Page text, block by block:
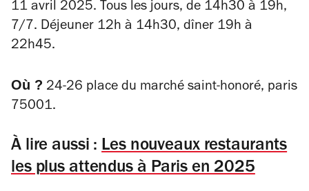
11 avril 2025. Tous les jours, de 14h30 à 19h,
7/7. Déjeuner 12h à 14h30, dîner 19h à
22h45.
Où ? 24-26 place du marché saint-honoré, paris
75001.
À lire aussi :Les nouveaux restaurants
les plus attendus à Paris en 2025